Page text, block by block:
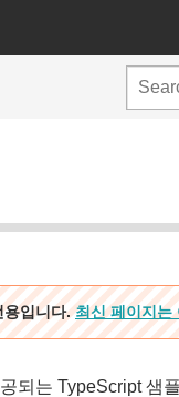
용입니다.최신 페이지는
되는 TypeScript 샘